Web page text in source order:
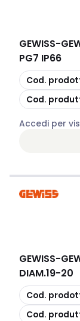
GEWISS-
PG7 IP66
copia
Cod.
copia
Cod.
Accedi per
GEWISS-
DIAM.19-20
copia
Cod.
copia
Cod.